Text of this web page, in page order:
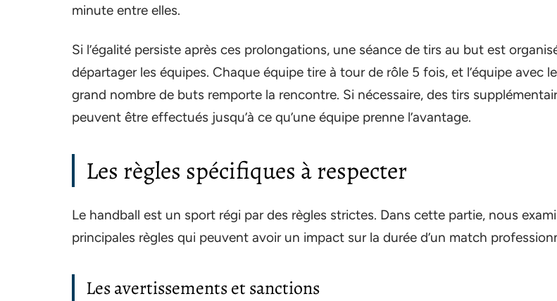
minute entre elles.
Si l’égalité persiste après ces prolongations, une séance de tirs au but est
départager les équipes. Chaque équipe tire à tour de rôle 5 fois, et l’équipe avec
grand nombre de buts remporte la rencontre. Si nécessaire, des tirs
peuvent être effectués jusqu’à ce qu’une équipe prenne l’avantage.
Les règles spécifiques à respecter
Le handball est un sport régi par des règles strictes. Dans cette partie, nous
principales règles qui peuvent avoir un impact sur la durée d’un match
Les avertissements et sanctions